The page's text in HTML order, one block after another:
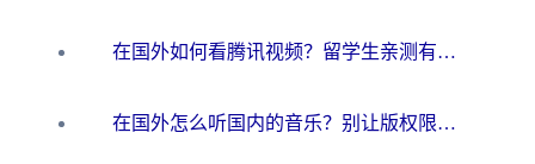
在国外如何看腾讯视频？留学生亲测有效的回国加速方案
在国外怎么听国内的音乐？别让版权限制断了你的华语歌单